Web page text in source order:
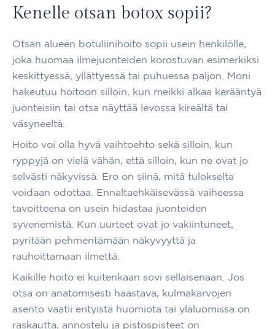
Kenelle otsan botox sopii?
Otsan alueen botuliinihoito sopii usein henkilölle,
joka huomaa ilmejuonteiden korostuvan esimerkiksi
keskittyessä, yllättyessä tai puhuessa paljon. Moni
hakeutuu hoitoon silloin, kun meikki alkaa kerääntyä
juonteisiin tai otsa näyttää levossa kireältä tai
väsyneeltä.
Hoito voi olla hyvä vaihtoehto sekä silloin, kun
ryppyjä on vielä vähän, että silloin, kun ne ovat jo
selvästi näkyvissä. Ero on siinä, mitä tulokselta
voidaan odottaa. Ennaltaehkäisevässä vaiheessa
tavoitteena on usein hidastaa juonteiden
syvenemistä. Kun uurteet ovat jo vakiintuneet,
pyritään pehmentämään näkyvyyttä ja
rauhoittamaan ilmettä.
Kaikille hoito ei kuitenkaan sovi sellaisenaan. Jos
otsa on anatomisesti haastava, kulmakarvojen
asento vaatii erityistä huomiota tai yläluomissa on
raskautta, annostelu ja pistospisteet on